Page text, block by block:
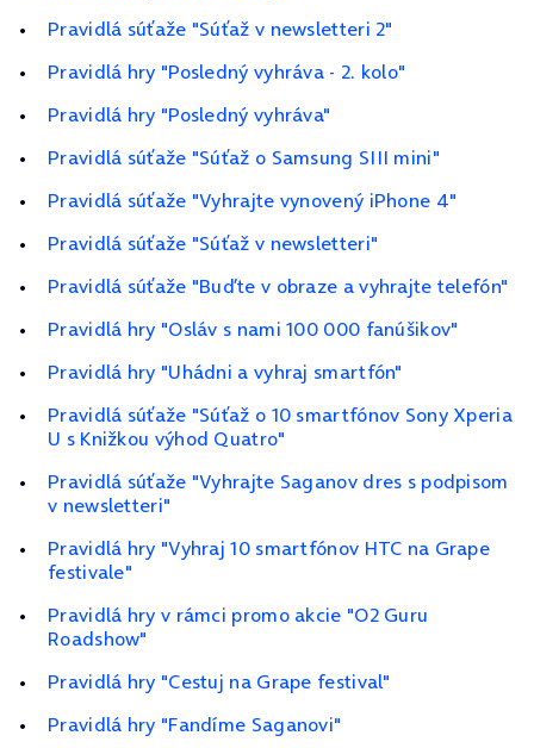
Pravidlá súťaže "Súťaž v newsletteri 2"
Pravidlá hry "Posledný vyhráva - 2. kolo"
Pravidlá hry "Posledný vyhráva"
Pravidlá súťaže "Súťaž o Samsung SIII mini"
Pravidlá súťaže "Vyhrajte vynovený iPhone 4"
Pravidlá súťaže "Súťaž v newsletteri"
Pravidlá súťaže "Buďte v obraze a vyhrajte telefón"
Pravidlá hry "Osláv s nami 100 000 fanúšikov"
Pravidlá hry "Uhádni a vyhraj smartfón"
Pravidlá súťaže "Súťaž o 10 smartfónov Sony Xperia
U s Knižkou výhod Quatro"
Pravidlá súťaže "Vyhrajte Saganov dres s podpisom
v newsletteri"
Pravidlá hry "Vyhraj 10 smartfónov HTC na Grape
festivale"
Pravidlá hry v rámci promo akcie "O2 Guru
Roadshow"
Pravidlá hry "Cestuj na Grape festival"
Pravidlá hry "Fandíme Saganovi"